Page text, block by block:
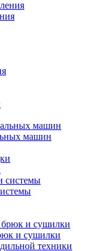
машин
и сушилки